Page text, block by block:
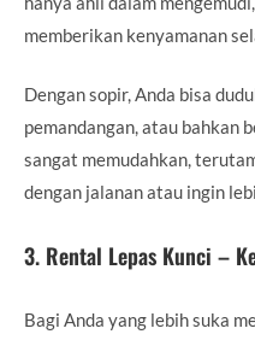
memberikan kenyamanan
Dengan sopir, Anda bisa
pemandangan, atau bahkan
sangat memudahkan,
dengan jalanan atau ingin
3. Rental Lepas Kunci –
Bagi Anda yang lebih suka